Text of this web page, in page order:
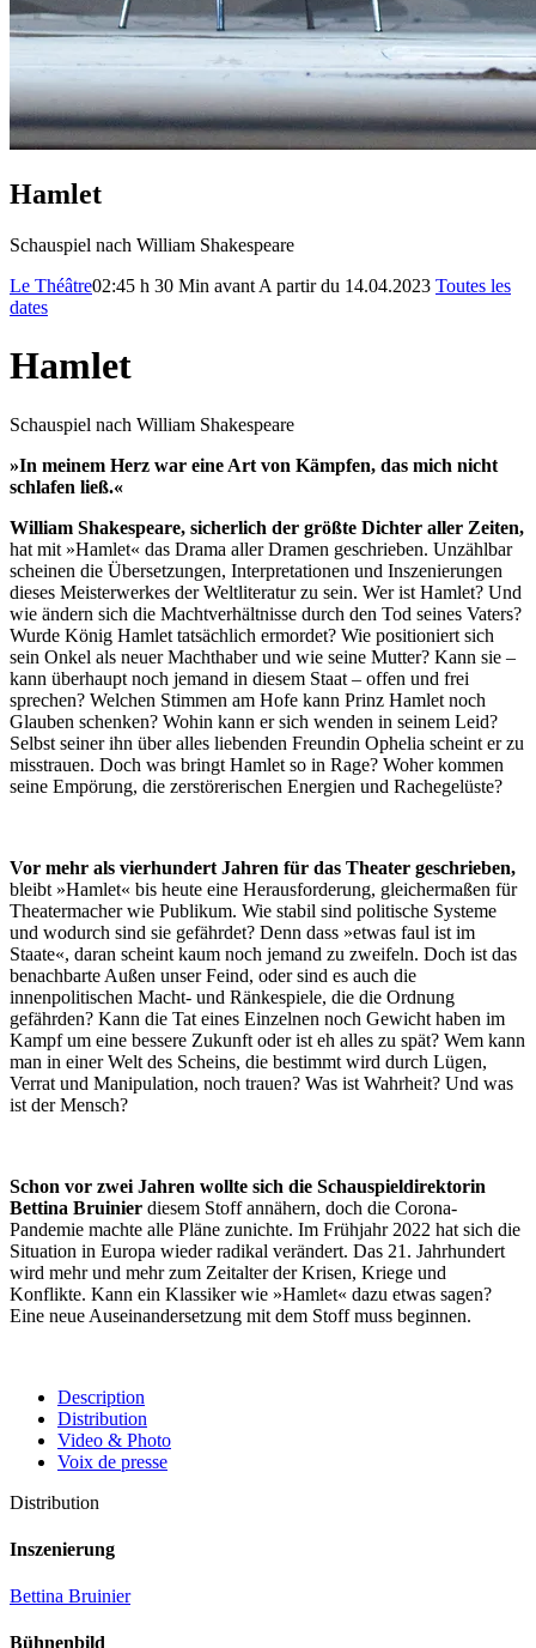
Hamlet
Schauspiel nach William Shakespeare
Le Théâtre02:45 h 30 Min avant A partir du 14.04.2023 Toutes les
dates
Hamlet
Schauspiel nach William Shakespeare
»In meinem Herz war eine Art von Kämpfen, das mich nicht
schlafen ließ.«
William Shakespeare, sicherlich der größte Dichter aller Zeiten,
hat mit »Hamlet« das Drama aller Dramen geschrieben. Unzählbar
scheinen die Übersetzungen, Interpretationen und Inszenierungen
dieses Meisterwerkes der Weltliteratur zu sein. Wer ist Hamlet? Und
wie ändern sich die Machtverhältnisse durch den Tod seines Vaters?
Wurde König Hamlet tatsächlich ermordet? Wie positioniert sich
sein Onkel als neuer Machthaber und wie seine Mutter? Kann sie –
kann überhaupt noch jemand in diesem Staat – offen und frei
sprechen? Welchen Stimmen am Hofe kann Prinz Hamlet noch
Glauben schenken? Wohin kann er sich wenden in seinem Leid?
Selbst seiner ihn über alles liebenden Freundin Ophelia scheint er zu
misstrauen. Doch was bringt Hamlet so in Rage? Woher kommen
seine Empörung, die zerstörerischen Energien und Rachegelüste?
Vor mehr als vierhundert Jahren für das Theater geschrieben,
bleibt »Hamlet« bis heute eine Herausforderung, gleichermaßen für
Theatermacher wie Publikum. Wie stabil sind politische Systeme
und wodurch sind sie gefährdet? Denn dass »etwas faul ist im
Staate«, daran scheint kaum noch jemand zu zweifeln. Doch ist das
benachbarte Außen unser Feind, oder sind es auch die
innenpolitischen Macht- und Ränkespiele, die die Ordnung
gefährden? Kann die Tat eines Einzelnen noch Gewicht haben im
Kampf um eine bessere Zukunft oder ist eh alles zu spät? Wem kann
man in einer Welt des Scheins, die bestimmt wird durch Lügen,
Verrat und Manipulation, noch trauen? Was ist Wahrheit? Und was
ist der Mensch?
Schon vor zwei Jahren wollte sich die Schauspieldirektorin
Bettina Bruinier diesem Stoff annähern, doch die Corona-
Pandemie machte alle Pläne zunichte. Im Frühjahr 2022 hat sich die
Situation in Europa wieder radikal verändert. Das 21. Jahrhundert
wird mehr und mehr zum Zeitalter der Krisen, Kriege und
Konflikte. Kann ein Klassiker wie »Hamlet« dazu etwas sagen?
Eine neue Auseinandersetzung mit dem Stoff muss beginnen.
Description
Distribution
Video & Photo
Voix de presse
Distribution
Inszenierung
Bettina Bruinier
Bühnenbild